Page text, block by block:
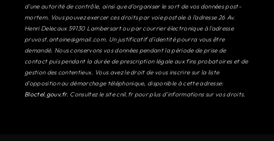
d’une autorité de contrôle, ainsi que d’organiser le sort de vos données post-
mortem. Vous pouvez exercer ces droits par voie postale à l'adresse 26 Av.
Henri Delecaux 59130 Lambersart ou par courrier électronique à l'adresse
pruvost.antoine@gmail.com. Un justificatif d'identité pourra vous être
demandé. Nous conservons vos données pendant la période de prise de
contact puis pendant la durée de prescription légale aux fins probatoires et de
gestion des contentieux. Vous avez le droit de vous inscrire sur la liste
d'opposition au démarchage téléphonique, disponible à cette adresse:
Bloctel.gouv.fr. Consultez le site cnil.fr pour plus d’informations sur vos droits.